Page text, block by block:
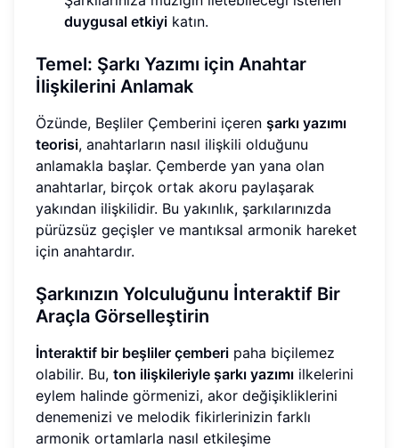
duygusal etkiyi katın.
Temel: Şarkı Yazımı için Anahtar
İlişkilerini Anlamak
Özünde, Beşliler Çemberini içeren şarkı yazımı
teorisi, anahtarların nasıl ilişkili olduğunu
anlamakla başlar. Çemberde yan yana olan
anahtarlar, birçok ortak akoru paylaşarak
yakından ilişkilidir. Bu yakınlık, şarkılarınızda
pürüzsüz geçişler ve mantıksal armonik hareket
için anahtardır.
Şarkınızın Yolculuğunu İnteraktif Bir
Araçla Görselleştirin
İnteraktif bir beşliler çemberi paha biçilemez
olabilir. Bu, ton ilişkileriyle şarkı yazımı ilkelerini
eylem halinde görmenizi, akor değişikliklerini
denemenizi ve melodik fikirlerinizin farklı
armonik ortamlarla nasıl etkileşime